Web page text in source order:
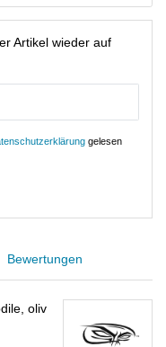
Artikel wieder auf
gelesen
Bewertungen
oliv